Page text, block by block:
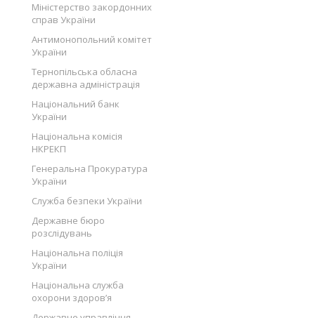
Міністерство закордонних
справ України
Антимонопольний комітет
України
Тернопільська обласна
державна адміністрація
Національний банк
України
Національна комісія
НКРЕКП
Генеральна Прокуратура
України
Служба безпеки України
Державне бюро
розслідувань
Національна поліція
України
Національна служба
охорони здоров’я